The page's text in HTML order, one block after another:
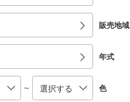
販売地域
年式
～ 色